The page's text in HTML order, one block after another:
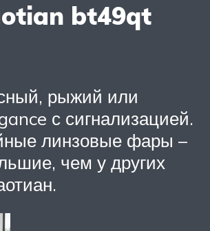
bt49qt
рыжий или
с сигнализацией.
линзовые фары –
чем у других